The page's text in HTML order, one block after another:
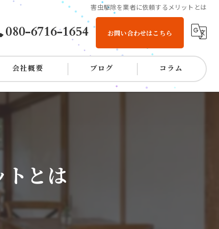
害虫駆除を業者に依頼するメリットとは
080-6716-1654 お問い合わせはこちら
会社概要 ブログ コラム
トとは